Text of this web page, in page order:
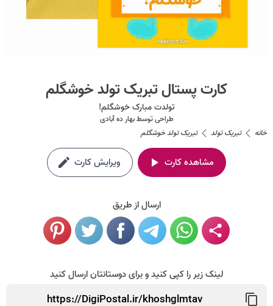
کارت پستال تبریک تولد خوشگلم
تولدت مبارک خوشگلم!
طراحی توسطبهار ده آبادی
خانه
تبریک تولد تبریک تولد خوشگلم
مشاهده کارت ویرایش کارت
ارسال از طریق
لینک زیر را کپی کنید و برای دوستانتان ارسال کنید